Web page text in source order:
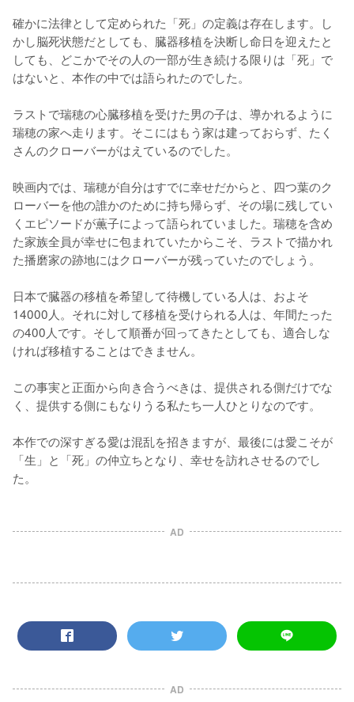
確かに法律として定められた「死」の定義は存在します。し
かし脳死状態だとしても、臓器移植を決断し命日を迎えたと
しても、どこかでその人の一部が生き続ける限りは「死」で
はないと、本作の中では語られたのでした。
ラストで瑞穂の心臓移植を受けた男の子は、導かれるように
瑞穂の家へ走ります。そこにはもう家は建っておらず、たく
さんのクローバーがはえているのでした。
映画内では、瑞穂が自分はすでに幸せだからと、四つ葉のク
ローバーを他の誰かのために持ち帰らず、その場に残してい
くエピソードが薫子によって語られていました。瑞穂を含め
た家族全員が幸せに包まれていたからこそ、ラストで描かれ
た播磨家の跡地にはクローバーが残っていたのでしょう。
日本で臓器の移植を希望して待機している人は、およそ
14000人。それに対して移植を受けられる人は、年間たった
の400人です。そして順番が回ってきたとしても、適合しな
ければ移植することはできません。
この事実と正面から向き合うべきは、提供される側だけでな
く、提供する側にもなりうる私たち一人ひとりなのです。
本作での深すぎる愛は混乱を招きますが、最後には愛こそが
「生」と「死」の仲立ちとなり、幸せを訪れさせるのでし
た。
AD
AD